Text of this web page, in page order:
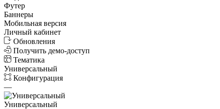
Футер
Баннеры
Мобильная версия
Личный кабинет
Обновления
Получить демо-доступ
Тематика
Универсальный
Конфигурация
—
Универсальный